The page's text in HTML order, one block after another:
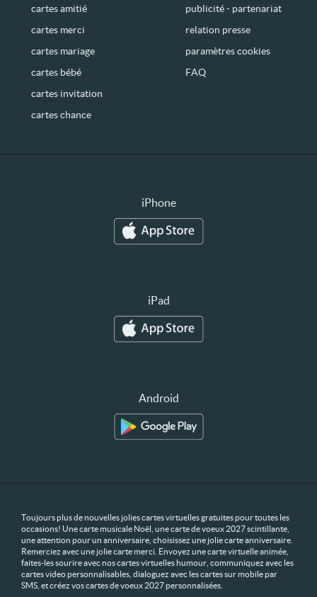
cartes amitié
cartes merci
cartes mariage
cartes bébé
cartes invitation
cartes chance
publicité - partenariat
relation presse
paramètres cookies
FAQ
iPhone
iPad
Android
Toujours plus de nouvelles jolies cartes virtuelles gratuites pour toutes les
occasions! Une carte musicale Noël, une carte de voeux 2027 scintillante,
une attention pour un anniversaire, choisissez une jolie carte anniversaire.
Remerciez avec une jolie carte merci. Envoyez une carte virtuelle animée,
faites-les sourire avec nos cartes virtuelles humour, communiquez avec les
cartes video personnalisables, dialoguez avec les cartes sur mobile par
SMS, et créez vos cartes de voeux 2027 personnalisées.